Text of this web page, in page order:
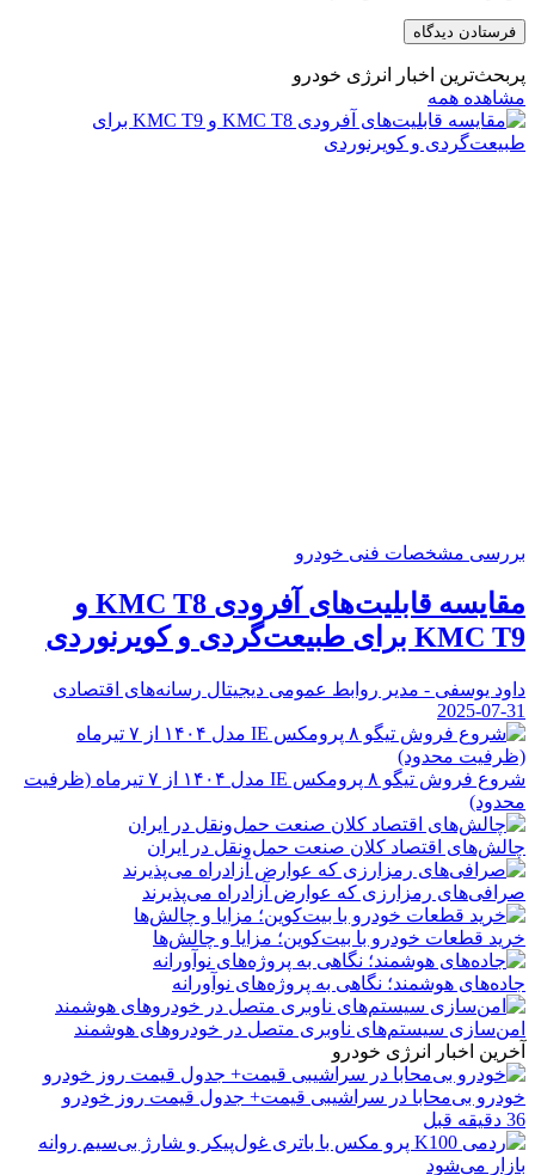
پربحث‌ترین اخبار انرژی خودرو
مشاهده همه
بررسی مشخصات فنی خودرو
مقایسه قابلیت‌های آفرودی KMC T8 و
KMC T9 برای طبیعت‌گردی و کویرنوردی
داود یوسفی - مدیر روابط عمومی دیجیتال رسانه‌های اقتصادی
2025-07-31
شروع فروش تیگو ۸ پرومکس IE مدل ۱۴۰۴ از ۷ تیرماه (ظرفیت
محدود)
چالش‌های اقتصاد کلان صنعت حمل‌ونقل در ایران
صرافی‌های رمزارزی که عوارض آزادراه می‌پذیرند
خرید قطعات خودرو با بیت‌کوین؛ مزایا و چالش‌ها
جاده‌های هوشمند؛ نگاهی به پروژه‌های نوآورانه
امن‌سازی سیستم‌های ناوبری متصل در خودروهای هوشمند
آخرین اخبار انرژی خودرو
خودرو بی‌محابا در سراشیبی قیمت+ جدول قیمت روز خودرو
36 دقیقه قبل